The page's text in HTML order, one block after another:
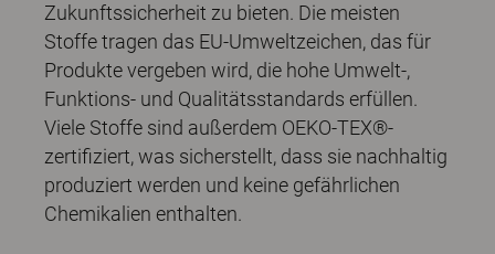
Zukunftssicherheit zu bieten. Die meisten
Stoffe tragen das EU-Umweltzeichen, das für
Produkte vergeben wird, die hohe Umwelt-,
Funktions- und Qualitätsstandards erfüllen.
Viele Stoffe sind außerdem OEKO-TEX®-
zertifiziert, was sicherstellt, dass sie nachhaltig
produziert werden und keine gefährlichen
Chemikalien enthalten.